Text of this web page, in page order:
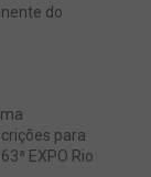
do
para
EXPO Rio